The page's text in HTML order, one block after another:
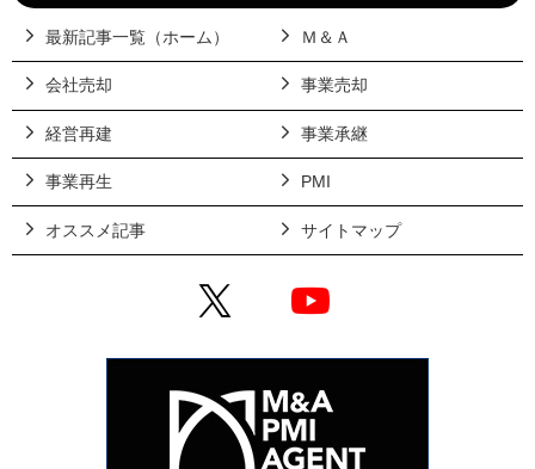
最新記事一覧（ホーム） Ｍ＆Ａ
会社売却 事業売却
経営再建 事業承継
事業再生 PMI
オススメ記事 サイトマップ
X